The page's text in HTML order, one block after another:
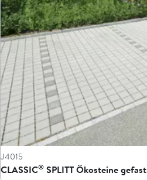
J4015
CLASSIC® SPLITT Ökosteine gefast